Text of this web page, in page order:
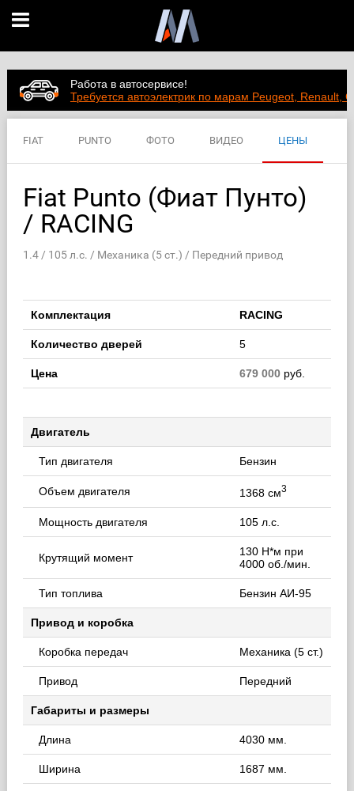
Работа в автосервисе!
Требуется автоэлектрик по марам Peugeot, Renault,
FIAT PUNTO ФОТО ВИДЕО ЦЕНЫ
Fiat Punto (Фиат Пунто)
/ RACING
1.4 / 105 л.с. / Механика (5 ст.) / Передний привод
Комплектация RACING
Количество дверей 5
Цена 679 000руб.
Двигатель
Тип двигателя Бензин
Объем двигателя 1368 см3
Мощность двигателя 105 л.с.
Крутящий момент
130 Н*м при
4000 об./мин.
Тип топлива Бензин АИ-95
Привод и коробка
Коробка передач Механика (5 ст.)
Привод Передний
Габариты и размеры
Длина 4030 мм.
Ширина 1687 мм.